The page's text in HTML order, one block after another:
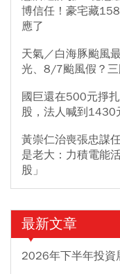
博信任！豪宅藏
應了
天氣／白海豚颱風
光、8/7颱風假？
國巨還在500元掙
股，法人喊到1430
黃崇仁治喪張忠謀
是老大：力積電能
股」
最新文章
2026年下半年投資